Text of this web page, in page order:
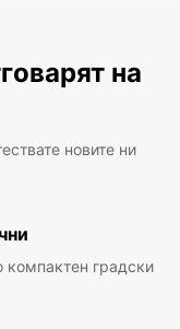
на
новите ни
компактен градски